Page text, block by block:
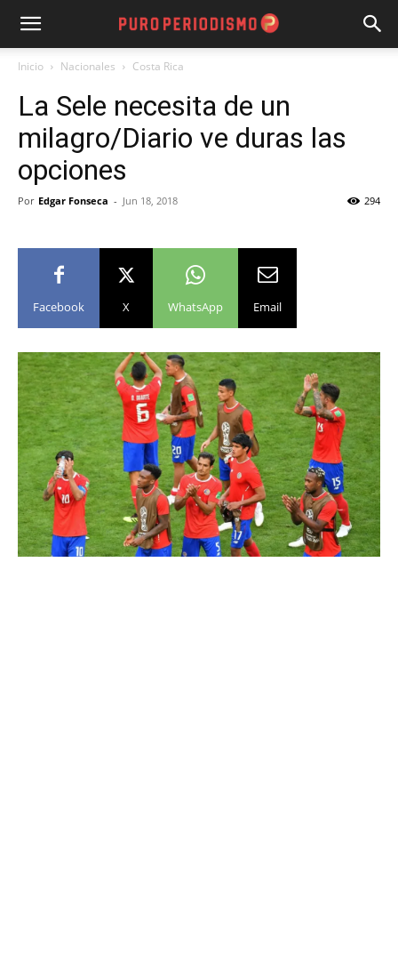
Inicio Nacionales Costa Rica
La Sele necesita de un
milagro/Diario ve duras las
opciones
Por Edgar Fonseca - Jun 18, 2018 294
Facebook X WhatsApp Email